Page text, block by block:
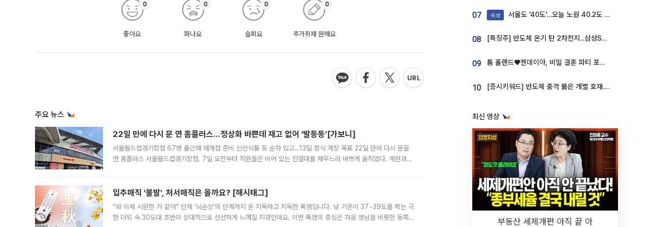
좋아요
0
화나요
0
슬퍼요
0
추가취재 원해요
0
주요 뉴스
22일 만에 다시 문 연 홈플러스…정상화 바쁜데 재고 없어 ‘발동동’[가보니]
서울월드컵경기장점 67명 출근해 재개점 준비 신선식품 등 순차 입고…13일 정식 개장 목표 22일 만에 다시 문을
연 홈플러스 서울월드컵경기장점. 7일 오전부터 직원들은 비어 있는 진열대를 채우느라 바쁘게 움직였다. 계란과
입추매직 '불발', 처서매직은 올까요? [해시태그]
“와 이제 시원한 거 같아” 단체 ‘뇌손상’의 단계까지 온 지독하고 지독한 폭염입니다. 낮 기온이 37~39도를 찍는 극
한 더위 속 30도대 초반이 상대적으로 선선하게 느껴질 지경인데요. 이번 폭염의 중심은 처음 영남을 비롯한 동쪽
07 속보 서울도 '40도'…오늘 노원 40.2도 기록
08 [특징주] 반도체 온기 탄 2차전지...삼성SDI, 장 초반 7% 넘게 껑충
09 톰 홀랜드♥젠데이아, 비밀 결혼 파티 포착⋯호텔 대관비만 9억
10 [증시키워드] 반도체 충격 뚫은 개별 호재...포스코퓨처엠·에코프로·한화솔루션 '눈길'
최신 영상
부동산 세제개편 아직 끝 아